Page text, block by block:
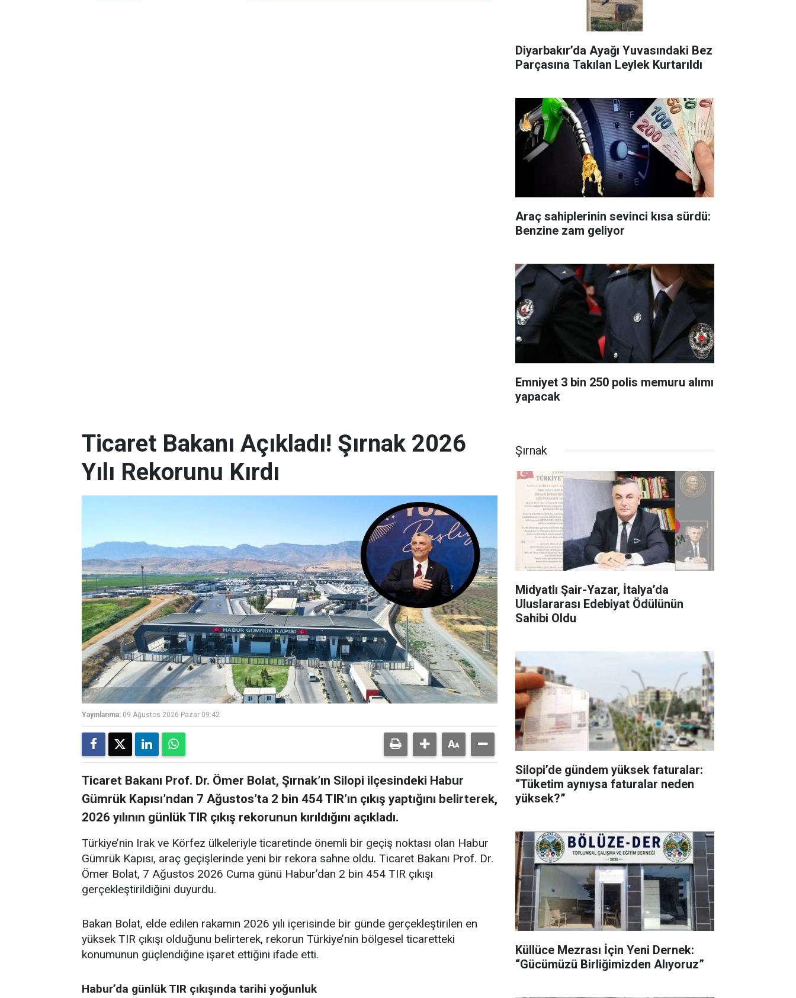
Diyarbakır’da Ayağı Yuvasındaki Bez
Parçasına Takılan Leylek Kurtarıldı
Araç sahiplerinin sevinci kısa sürdü:
Benzine zam geliyor
Emniyet 3 bin 250 polis memuru alımı
yapacak
Ticaret Bakanı Açıkladı! Şırnak 2026
Yılı Rekorunu Kırdı
Yayınlanma: 09 Ağustos 2026 Pazar 09:42
Ticaret Bakanı Prof. Dr. Ömer Bolat, Şırnak’ın Silopi ilçesindeki Habur
Gümrük Kapısı’ndan 7 Ağustos’ta 2 bin 454 TIR’ın çıkış yaptığını belirterek,
2026 yılının günlük TIR çıkış rekorunun kırıldığını açıkladı.
Türkiye’nin Irak ve Körfez ülkeleriyle ticaretinde önemli bir geçiş noktası olan Habur
Gümrük Kapısı, araç geçişlerinde yeni bir rekora sahne oldu. Ticaret Bakanı Prof. Dr.
Ömer Bolat, 7 Ağustos 2026 Cuma günü Habur’dan 2 bin 454 TIR çıkışı
gerçekleştirildiğini duyurdu.
Bakan Bolat, elde edilen rakamın 2026 yılı içerisinde bir günde gerçekleştirilen en
yüksek TIR çıkışı olduğunu belirterek, rekorun Türkiye’nin bölgesel ticaretteki
konumunun güçlendiğine işaret ettiğini ifade etti.
Habur’da günlük TIR çıkışında tarihi yoğunluk
Şırnak
Midyatlı Şair-Yazar, İtalya’da
Uluslararası Edebiyat Ödülünün
Sahibi Oldu
Silopi’de gündem yüksek faturalar:
“Tüketim aynıysa faturalar neden
yüksek?”
Küllüce Mezrası İçin Yeni Dernek:
“Gücümüzü Birliğimizden Alıyoruz”